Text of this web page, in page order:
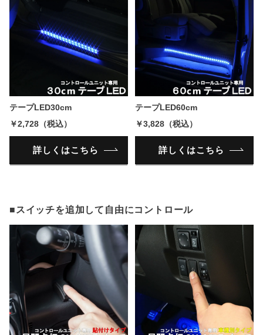
テープLED30cm
￥2,728（税込）
詳しくはこちら
テープLED60cm
￥3,828（税込）
詳しくはこちら
■スイッチを追加して自由にコントロール